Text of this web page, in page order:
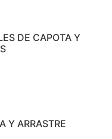
DE CAPOTA Y
Y ARRASTRE